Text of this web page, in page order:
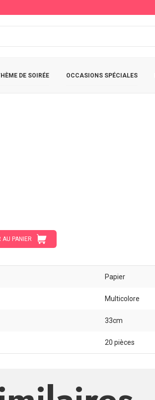
DE SOIRÉE OCCASIONS SPÉCIALES
PANIER
Papier
Multicolore
33cm
20 pièces